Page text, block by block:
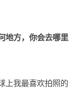
地方，你会去哪里
上我最喜欢拍照的